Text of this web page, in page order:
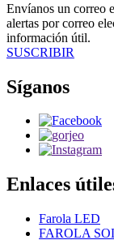
Envíanos un correo
alertas por correo
información útil.
SUSCRIBIR
Síganos
Enlaces
Farola LED
FAROLA